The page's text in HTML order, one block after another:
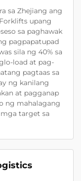
sa Zhejiang ang
upang
sa paghawak
pagpapatupad
sila ng 40% sa
load at pag-
pagtaas sa
ng kanilang
at pagganap
ng mahalagang
target sa